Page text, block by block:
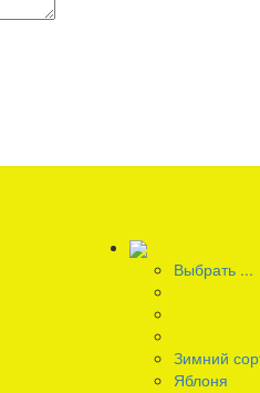
Выбрать ...
Зимний
Яблоня